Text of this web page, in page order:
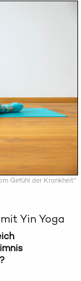
Gefühl der Krankheit"
Yin Yoga